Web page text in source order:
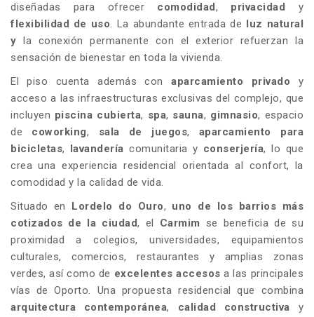
diseñadas para ofrecer comodidad , privacidad
y
flexibilidad de uso. La abundante entrada de
luz natural
y
la conexión permanente con el exterior refuerzan la
sensación de bienestar en toda la vivienda.
El piso cuenta además conaparcamiento privado y
acceso a las infraestructuras exclusivas del complejo, que
incluyen piscina cubierta, spa, sauna, gimnasio, espacio
de coworking, sala de juegos, aparcamiento para
bicicletas, lavandería comunitaria y conserjería, lo que
crea una experiencia residencial orientada al confort, la
comodidad y la calidad de vida.
Situado en
Lordelo do Ouro, uno de los barrios más
cotizados de la ciudad, el Carmim se beneficia de su
proximidad a colegios, universidades, equipamientos
culturales, comercios, restaurantes y amplias zonas
verdes, así como de excelentes accesos a las principales
vías de Oporto. Una propuesta residencial que combina
arquitectura contemporánea, calidad constructiva y